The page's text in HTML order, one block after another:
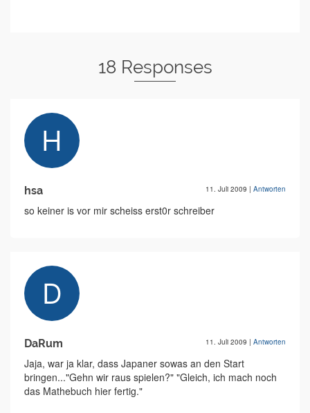
18 Responses
hsa 11. Juli 2009 | Antworten
so keiner is vor mir scheiss erst0r schreiber
DaRum 11. Juli 2009 | Antworten
Jaja, war ja klar, dass Japaner sowas an den Start
bringen..."Gehn wir raus spielen?" "Gleich, ich mach noch
das Mathebuch hier fertig."